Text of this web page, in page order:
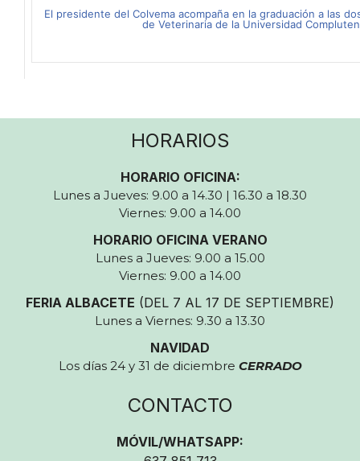
El presidente del Colvema acompaña en la graduación a las
de Veterinaria de la Universidad
HORARIOS
HORARIO OFICINA:
Lunes a Jueves: 9.00 a 14.30 | 16.30 a 18.30
Viernes: 9.00 a 14.00
HORARIO OFICINA VERANO
Lunes a Jueves: 9.00 a 15.00
Viernes: 9.00 a 14.00
FERIA ALBACETE (DEL 7 AL 17 DE SEPTIEMBRE)
Lunes a Viernes: 9.30 a 13.30
NAVIDAD
Los días 24 y 31 de diciembre CERRADO
CONTACTO
MÓVIL/WHATSAPP: